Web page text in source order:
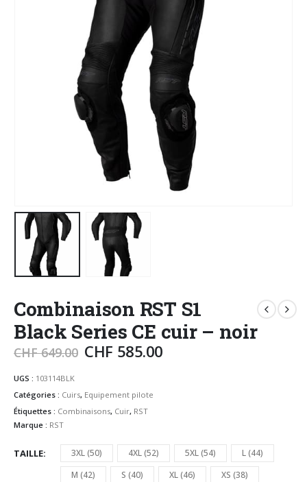
Combinaison RST S1
Black Series CE cuir – noir
CHF649.00 CHF 585.00
UGS : 103114BLK
Catégories : Cuirs, Equipement pilote
Étiquettes : Combinaisons, Cuir, RST
Marque : RST
TAILLE 3XL (50) 4XL (52) 5XL (54)
L (44)
M (42)
S (40) XL (46)
XS (38)